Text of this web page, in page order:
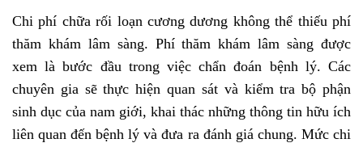
Chi phí chữa rối loạn cương dương không thể thiếu phí
thăm khám lâm sàng. Phí thăm khám lâm sàng được
xem là bước đầu trong việc chẩn đoán bệnh lý. Các
chuyên gia sẽ thực hiện quan sát và kiểm tra bộ phận
sinh dục của nam giới, khai thác những thông tin hữu ích
liên quan đến bệnh lý và đưa ra đánh giá chung. Mức chi